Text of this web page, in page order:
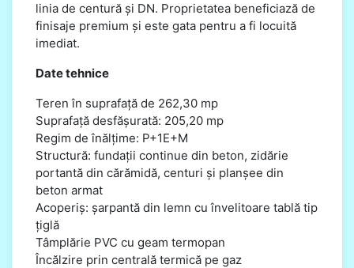
linia de centură și DN. Proprietatea beneficiază de
finisaje premium și este gata pentru a fi locuită
imediat.
Date tehnice
Teren în suprafață de 262,30 mp
Suprafață desfășurată: 205,20 mp
Regim de înălțime: P+1E+M
Structură: fundații continue din beton, zidărie
portantă din cărămidă, centuri și planșee din
beton armat
Acoperiș: șarpantă din lemn cu învelitoare tablă tip
țiglă
Tâmplărie PVC cu geam termopan
Încălzire prin centrală termică pe gaz